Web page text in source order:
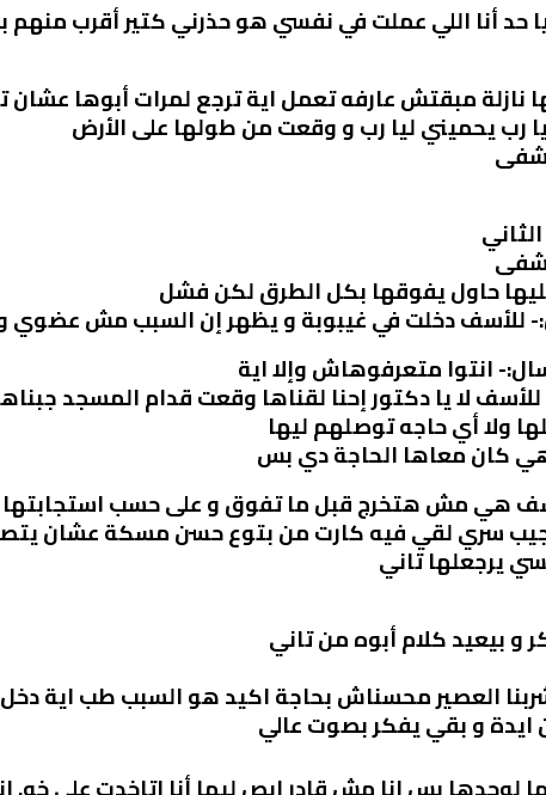
حد أنا اللي عملت في نفسي هو حذرني كتير أقرب
مبقتش عارفه تعمل اية ترجع لمرات أبوها عشان
رب يحميني ليا رب و وقعت من طولها على الأرض
حاول يفوقها بكل الطرق لكن فشل
للأسف دخلت في غيبوبة و يظهر إن السبب مش
انتوا متعرفوهاش وإلا اية
لا يا دكتور إحنا لقناها وقعت قدام المسجد
ولا أي حاجه توصلهم ليها
هي كان معاها الحاجة دي بس
هي مش هتخرج قبل ما تفوق و على حسب
جيب سري لقي فيه كارت من بتوع حسن مسكة عشان
يرجعلها تاني
و بيعيد كلام أبوه من تاني
العصير محسناش بحاجة اكيد هو السبب طب اية دخل
ايدة و بقي يفكر بصوت عالي